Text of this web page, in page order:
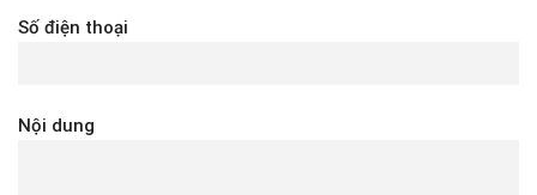
Số điện thoại
Nội dung